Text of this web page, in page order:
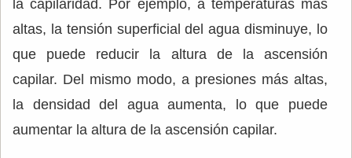
la capilaridad. Por ejemplo, a temperaturas más
altas, la tensión superficial del agua disminuye, lo
que puede reducir la altura de la ascensión
capilar. Del mismo modo, a presiones más altas,
la densidad del agua aumenta, lo que puede
aumentar la altura de la ascensión capilar.